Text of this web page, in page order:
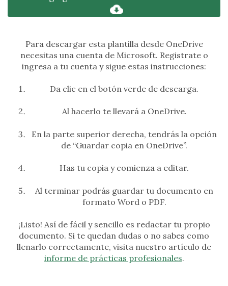
Para descargar esta plantilla desde OneDrive
necesitas una cuenta de Microsoft. Registrate o
ingresa a tu cuenta y sigue estas instrucciones:
Da clic en el botón verde de descarga.
Al hacerlo te llevará a OneDrive.
En la parte superior derecha, tendrás la opción
de “Guardar copia en OneDrive”.
Has tu copia y comienza a editar.
Al terminar podrás guardar tu documento en
formato Word o PDF.
¡Listo! Así de fácil y sencillo es redactar tu propio
documento. Si te quedan dudas o no sabes como
llenarlo correctamente, visita nuestro artículo de
informe de prácticas profesionales.